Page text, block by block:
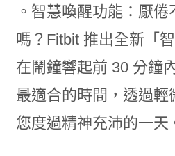
。智慧喚醒功能：厭
嗎？Fitbit 推出全新「
在鬧鐘響起前 30 分鐘
最適合的時間，透過輕
您度過精神充沛的一天